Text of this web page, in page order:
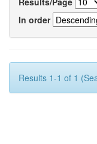
In order
Results 1-1 of 1